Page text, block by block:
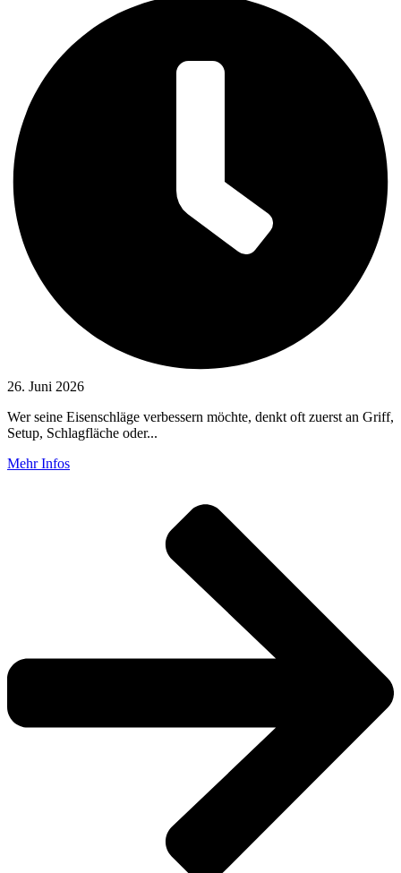
26. Juni 2026
Wer seine Eisenschläge verbessern möchte, denkt oft zuerst an Griff,
Setup, Schlagfläche oder...
Mehr Infos